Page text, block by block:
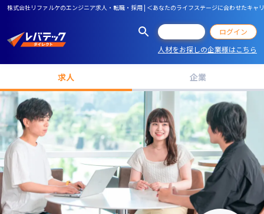
株式会社リファルケのエンジニア求人・転職・採用 | ＜あなたのライフステージに合わせたキ
ログイン
人材をお探しの企業様はこちら
求人 企業